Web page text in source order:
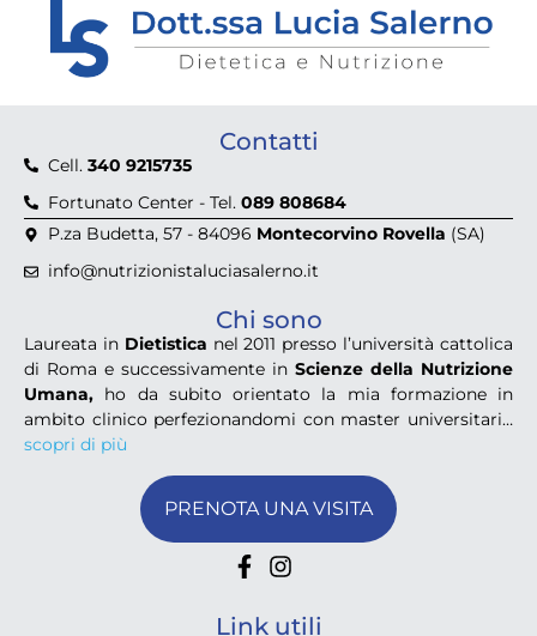
Contatti
Cell. 340 9215735
Fortunato Center - Tel. 089 808684
P.za Budetta, 57 - 84096 Montecorvino Rovella (SA)
info@nutrizionistaluciasalerno.it
Chi sono
Laureata in Dietistica nel 2011 presso l’università cattolica
di Roma e successivamente in Scienze della Nutrizione
Umana, ho da subito orientato la mia formazione in
ambito clinico perfezionandomi con master universitari…
scopri di più
PRENOTA UNA VISITA
Link utili